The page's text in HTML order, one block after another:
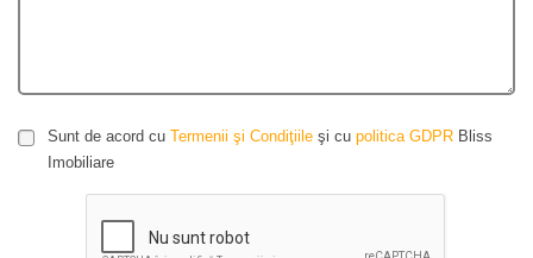
Sunt de acord cu Termenii şi Condiţiile şi cu politica GDPR Bliss
Imobiliare